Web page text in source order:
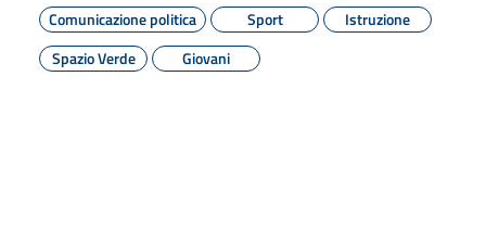
Comunicazione politica
Sport
Istruzione
Spazio Verde
Giovani